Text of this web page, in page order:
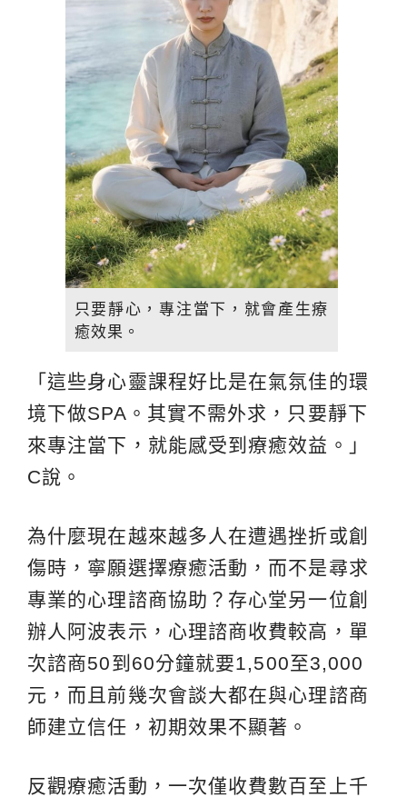
只要靜心，專注當下，就會產生療
癒效果。
「這些身心靈課程好比是在氣氛佳的環
境下做SPA。其實不需外求，只要靜下
來專注當下，就能感受到療癒效益。」
C說。
為什麼現在越來越多人在遭遇挫折或創
傷時，寧願選擇療癒活動，而不是尋求
專業的心理諮商協助？存心堂另一位創
辦人阿波表示，心理諮商收費較高，單
次諮商50到60分鐘就要1,500至3,000
元，而且前幾次會談大都在與心理諮商
師建立信任，初期效果不顯著。
反觀療癒活動，一次僅收費數百至上千